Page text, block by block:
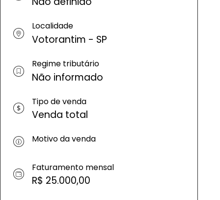
Localidade
Votorantim - SP
Regime tributário
Não informado
Tipo de venda
Venda total
Motivo da venda
Faturamento mensal
R$ 25.000,00